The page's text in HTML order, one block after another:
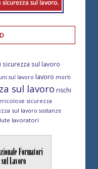
sicurezza sul lavoro
sul lavoro lavoro morti
sul lavoro rischi
sicurezza
sul lavoro sostanze
lavoratori